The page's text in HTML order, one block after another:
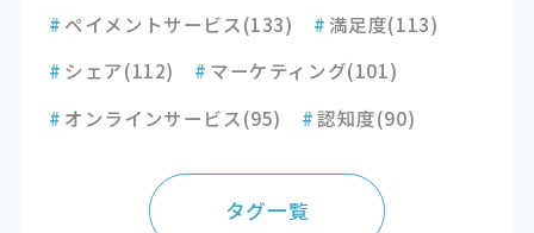
# ペイメントサービス(133) #満足度(113)
# シェア(112) # マーケティング(101)
# オンラインサービス(95) #認知度(90)
タグ一覧